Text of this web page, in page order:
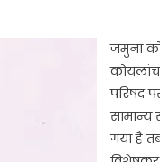
जमुना
परिषद
सामान्य
गया है